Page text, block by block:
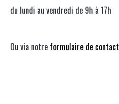
du lundi au vendredi de 9h à 17h
Ou via notre formulaire de contact